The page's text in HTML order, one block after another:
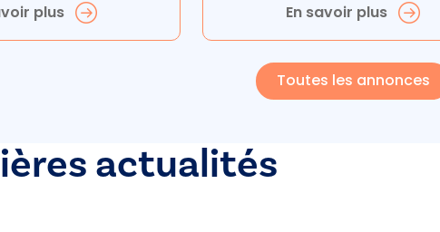
plus En savoir plus
Toutes les annonces
actualités